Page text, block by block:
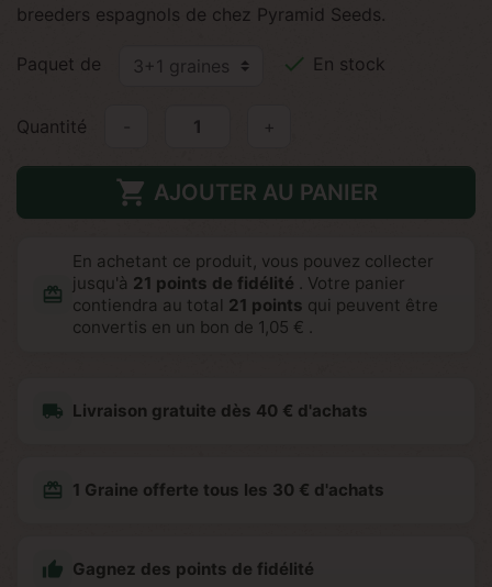
breeders espagnols de chez Pyramid Seeds.
Paquet de  En stock
Quantité +
 AJOUTER AU PANIER
redeem
En achetant ce produit, vous pouvez collecter
jusqu'à 21 points de fidélité . Votre panier
contiendra au total 21 points qui peuvent être
convertis en un bon de 1,05 € .
local_shipping Livraison gratuite dès 40 € d'achats
redeem 1 Graine offerte tous les 30 € d'achats
 Gagnez des points de fidélité